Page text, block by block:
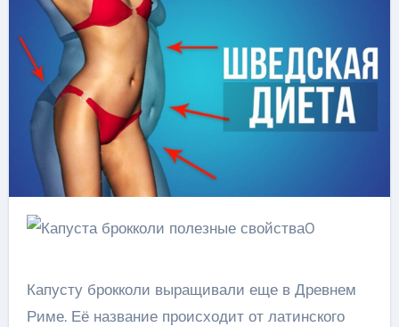
Капусту брокколи выращивали еще в Древнем
Риме. Её название происходит от латинского